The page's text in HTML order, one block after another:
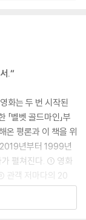
편린이 아니다. 부
이다. 이 이야기에
은 치유력을 지녔다.
이 결국 매듭이 되
긴 감동의 태반(太
가 있다. 세월이 흐
면 그저 문제가 달
무리 절실하고 간절
.“
화는 두 번 시작된
벨벳 골드마인」부
온 평론과 이 책을 위
년부터 1999년
가 펼쳐진다. ① 영화
관객 저마다의 20
있다고 해도 과언이
자의 인생을, 또 영